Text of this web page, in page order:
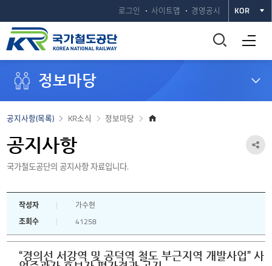
로그인 사이트맵 경영공시 KOR
통
합
기
전체메뉴 열기
정보마당
홈
정보마당
KR소식
공지사항(목록)
공지사항
국가철도공단의 공지사항 자료입니다.
공
작성자
가수현
조회수
41258
“경의선 서강역 및 공덕역 철도 부근지역 개발사업” 사